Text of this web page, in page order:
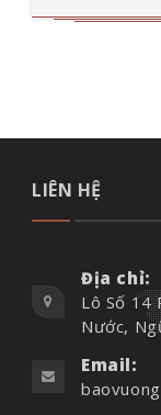
LIÊN HỆ
Địa chỉ:
Lô Số 14
Nước,
Email: